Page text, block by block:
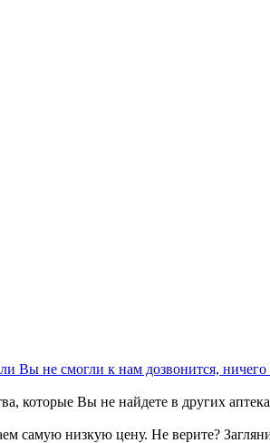
Вы не смогли к нам дозвонится,
которые Вы не найдете в других
самую низкую цену. Не верите?